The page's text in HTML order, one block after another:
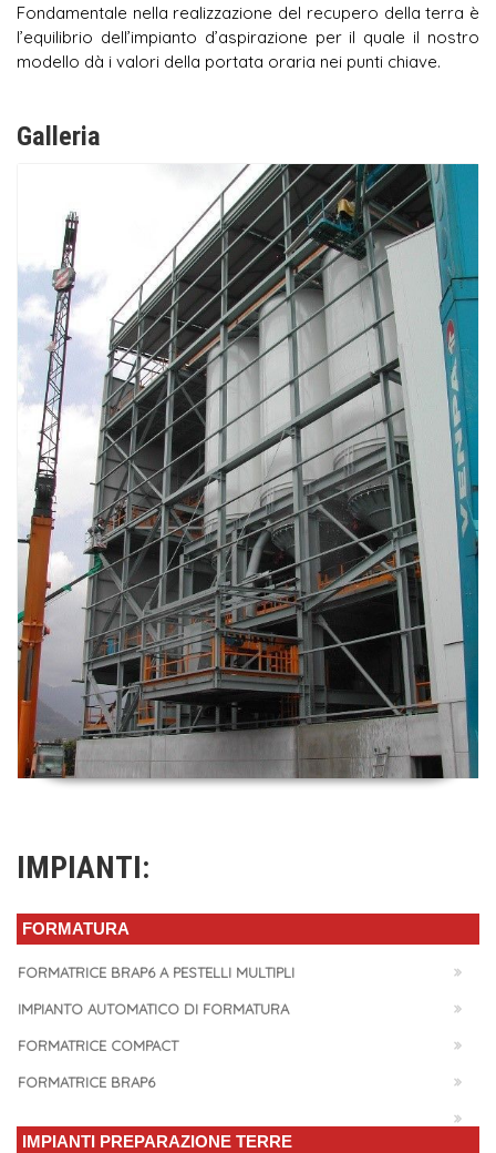
Fondamentale nella realizzazione del recupero della terra è
l’equilibrio dell’impianto d’aspirazione per il quale il nostro
modello dà i valori della portata oraria nei punti chiave.
Galleria
IMPIANTI:
FORMATURA
FORMATRICE BRAP6 A PESTELLI MULTIPLI
IMPIANTO AUTOMATICO DI FORMATURA
FORMATRICE COMPACT
FORMATRICE BRAP6
IMPIANTI PREPARAZIONE TERRE